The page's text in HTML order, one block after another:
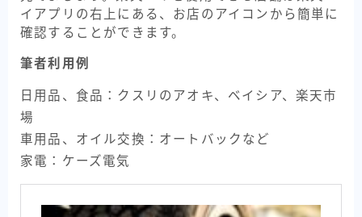
イアプリの右上にある、お店のアイコンから簡単に
確認することができます。
筆者利用例
日用品、食品：クスリのアオキ、ベイシア、楽天市
場
車用品、オイル交換：オートバックなど
家電：ケーズ電気